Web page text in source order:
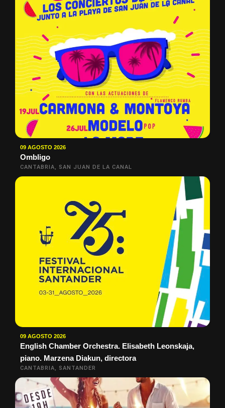
09 AGOSTO 2026
Ombligo
CANTABRIA, SAN JUAN DE LA CANAL
09 AGOSTO 2026
English Chamber Orchestra. Elisabeth Leonskaja,
piano. Marzena Diakun, directora
CANTABRIA, SANTANDER